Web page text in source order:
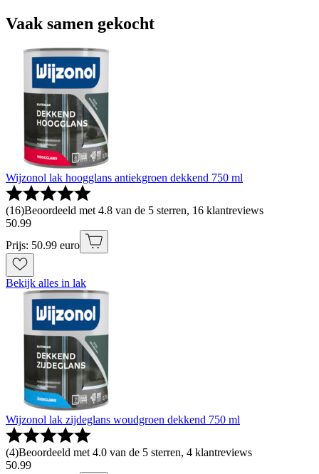
Vaak samen gekocht
Wijzonol lak hoogglans antiekgroen dekkend 750 ml
(16)Beoordeeld met 4.8 van de 5 sterren, 16 klantreviews
50.99
Prijs: 50.99 euro
Bekijk alles in lak
Wijzonol lak zijdeglans woudgroen dekkend 750 ml
(4)Beoordeeld met 4.0 van de 5 sterren, 4 klantreviews
50.99